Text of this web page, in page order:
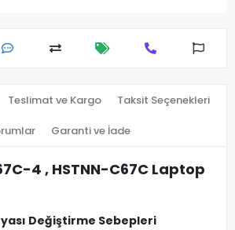
Teslimat ve Kargo Taksit Seçenekleri
Garanti ve İade
4 , HSTNN-C67C Laptop
Değiştirme Sebepleri